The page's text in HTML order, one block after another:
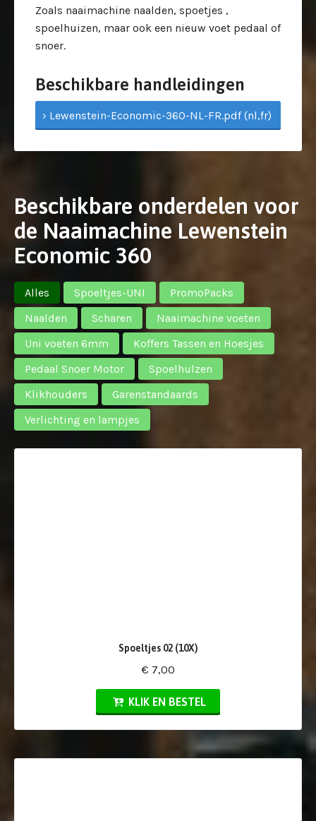
Zoals naaimachine naalden, spoetjes ,
spoelhuizen, maar ook een nieuw voet pedaal of
snoer.
Beschikbare handleidingen
› Lewenstein-Economic-360-NL-FR.pdf (nl,fr)
Beschikbare onderdelen voor
de Naaimachine Lewenstein
Economic 360
Alles Spoeltjes-UNI
PromoPacks
Naalden
Scharen
Naaimachine voeten
Uni voeten 6mm
Koffers Tassen en Hoesjes
Pedaal Snoer Motor
Spoelhulzen
Klikhouders
Garenstandaards
Verlichting en lampjes
Spoeltjes 02 (10X)
€ 7,00
KLIK EN BESTEL